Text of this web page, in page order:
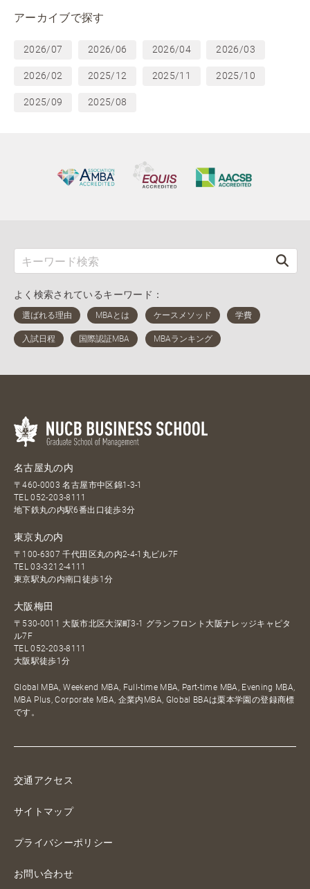
アーカイブで探す
2026/07 2026/06 2026/04 2026/03
2026/02 2025/12 2025/11 2025/10
2025/09 2025/08
よく検索されているキーワード：
名古屋丸の内
〒460-0003 名古屋市中区錦1-3-1
TEL052-203-8111
地下鉄丸の内駅6番出口徒歩3分
東京丸の内
〒100-6307 千代田区丸の内2-4-1丸ビル7F
TEL03-3212-4111
東京駅丸の内南口徒歩1分
大阪梅田
〒530-0011 大阪市北区大深町3-1 グランフロント大阪ナレッジキャピタ
ル7F
TEL052-203-8111
大阪駅徒歩1分
Global MBA, Weekend MBA, Full-time MBA, Part-time MBA, Evening MBA,
MBA Plus, Corporate MBA, 企業内MBA, Global BBAは栗本学園の登録商標
です。
交通アクセス
サイトマップ
プライバシーポリシー
お問い合わせ